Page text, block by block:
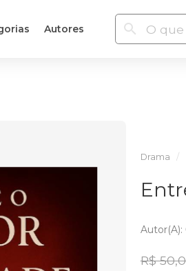
Autores
Drama
Autor(a):
R$